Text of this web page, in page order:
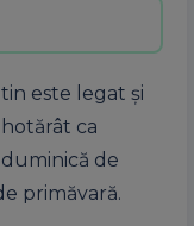
este legat și
ca
de
primăvară.